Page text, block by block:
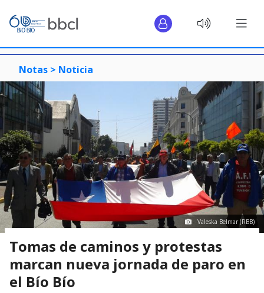
Notas > Noticia
Valeska Belmar (RBB)
Tomas de caminos y protestas
marcan nueva jornada de paro en
el Bío Bío